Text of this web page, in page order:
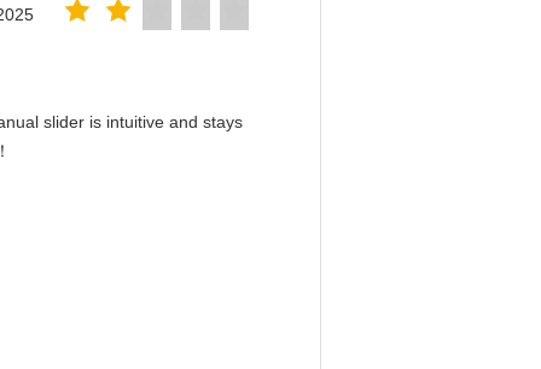
slider is intuitive and stays